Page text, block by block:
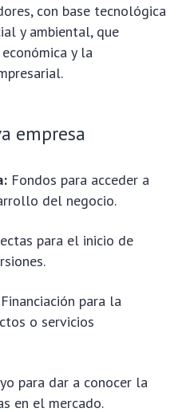
con base tecnológica
y ambiental, que
y la
empresa
Fondos para acceder a
del negocio.
para el inicio de
Financiación para la
o servicios
para dar a conocer la
en el mercado.